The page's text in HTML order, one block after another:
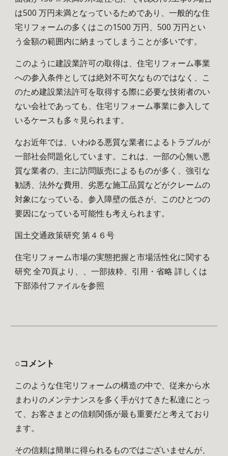
は500 万円未満となっているためであり、一般的な住
宅リフォームの多くはこの1500 万円、500 万円とい
う金額の範囲内に納まってしまうことが多いです。
このように建設業許可の取得は、住宅リフォーム事業
への参入条件としては絶対不可欠なものではなく、こ
のため建設業法許可を取得する際に必要な技術者のい
ない会社であっても、住宅リフォーム事業に参入して
いるケースも多々見られます。
なお近年では、いわゆる悪質な業者によるトラブルが
一部社会問題化しています。これは、一部の心無い悪
質な業者の、主に訪問販売によるものが多く、強引な
勧誘、法外な費用、劣悪な施工品質などがクレームの
対象になっている。参入障壁の低さが、このひとつの
要因になっている可能性も考えられます。
国土交通政策研究 第４６号
住宅リフォーム市場の実態把握と市場活性化に関する
研究 全70頁より、、一部抜粋、引用・省略 詳しくは
下部添付ファイルを参照
○コメント
このような住宅リフォームの構造の中で、従来から水
まわりのメンテナンスを多く手がけてきた私達にとっ
て、お客さまとの信頼関係が最も重要だと考えており
ます。
その信頼は簡単に得られるものではございませんが、